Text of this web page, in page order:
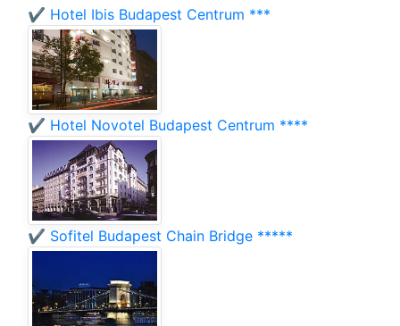
✔️ Hotel Ibis Budapest Centrum ***
✔️ Hotel Novotel Budapest Centrum ****
✔️ Sofitel Budapest Chain Bridge *****